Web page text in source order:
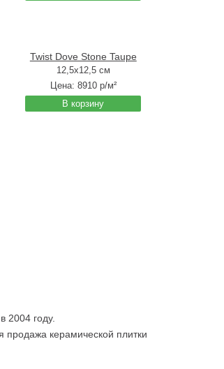
Twist Dove Stone Taupe
12,5x12,5 см
Цена: 8910р/м²
В корзину
2004 году.
продажа керамической плитки